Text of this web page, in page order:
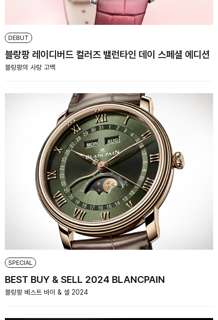
DEBUT
블랑팡 레이디버드 컬러즈 밸런타인 데이 스페셜 에디션
블랑팡의 사랑 고백
SPECIAL
BEST BUY & SELL 2024 BLANCPAIN
블랑팡 베스트 바이 & 셀 2024